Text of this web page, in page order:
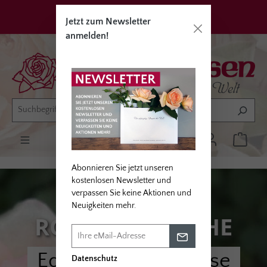
Privatkunden Erwerbsgärtner
ROSE DER WOCHE
Edelrose Meine Rose
Jetzt zum Newsletter
anmelden!
Abonnieren Sie jetzt unseren
kostenlosen Newsletter und
verpassen Sie keine Aktionen und
Neuigkeiten mehr.
Datenschutz